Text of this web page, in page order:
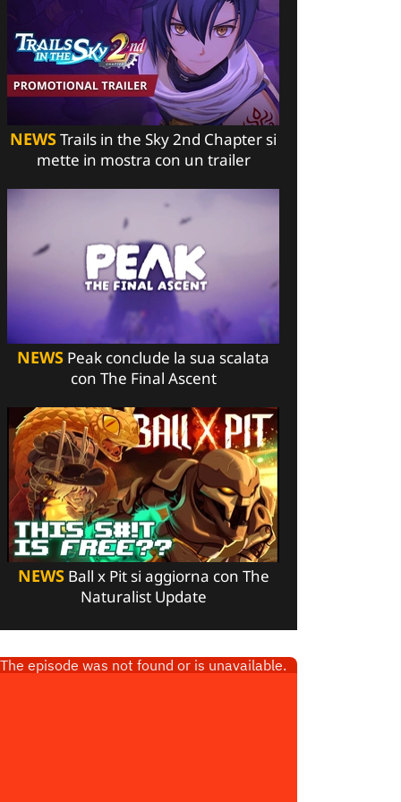
NEWSTrails in the Sky 2nd Chapter si
mette in mostra con un trailer
NEWS Peak conclude la sua scalata
con The Final Ascent
NEWSBall x Pit si aggiorna con The
Naturalist Update